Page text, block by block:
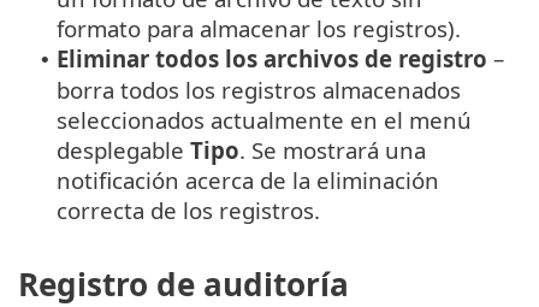
formato para almacenar los registros).
• Eliminar todos los archivos de registro –
borra todos los registros almacenados
seleccionados actualmente en el menú
desplegable Tipo. Se mostrará una
notificación acerca de la eliminación
correcta de los registros.
Registro de auditoría